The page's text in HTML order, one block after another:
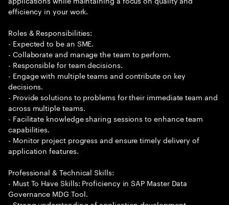
efficiency in your work.
Roles & Responsibilities:
- Expected to be an SME.
- Collaborate and manage the team to perform.
- Responsible for team decisions.
- Engage with multiple teams and contribute on key
decisions.
- Provide solutions to problems for their immediate team and
across multiple teams.
- Facilitate knowledge sharing sessions to enhance team
capabilities.
- Monitor project progress and ensure timely delivery of
application features.
Professional & Technical Skills:
- Must To Have Skills: Proficiency in SAP Master Data
Governance MDG Tool.